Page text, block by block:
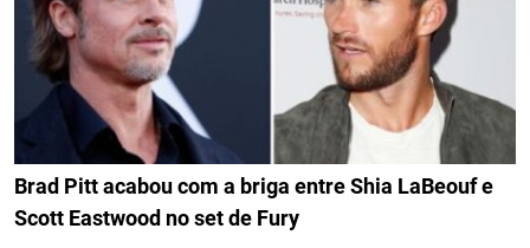
Brad Pitt acabou com a briga entre Shia LaBeouf e
Scott Eastwood no set de Fury